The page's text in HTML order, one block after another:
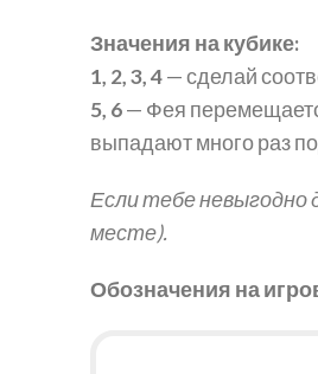
Значения на кубике:
1, 2, 3, 4— сделай
5, 6— Фея
выпадают много раз
Если тебе
месте).
Обозначения на